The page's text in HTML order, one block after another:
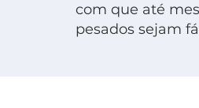
com que até
pesados sejam